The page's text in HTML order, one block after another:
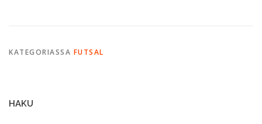
KATEGORIASSA FUTSAL
HAKU